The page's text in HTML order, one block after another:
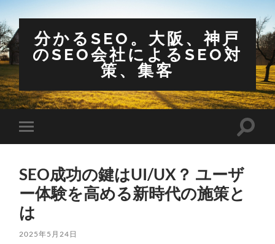
分かるSEO。大阪、神戸
のSEO会社によるSEO対
策、集客
モ
バ
メ
ニ
ュ
ー
を
切
り
検
SEO成功の鍵はUI/UX？ ユーザ
ー体験を高める新時代の施策と
は
2025年5月24日